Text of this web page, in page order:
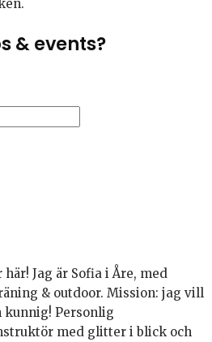
& events?
Jag är Sofia i Åre, med
& outdoor. Mission: jag vill
kunnig! Personlig
med glitter i blick och